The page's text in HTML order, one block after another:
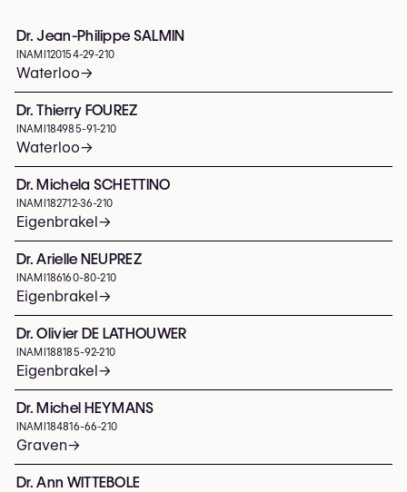
Dr. Jean-Philippe SALMIN
INAMI 120154-29-210
Waterloo→
Dr. Thierry FOUREZ
INAMI 184985-91-210
Waterloo→
Dr. Michela SCHETTINO
INAMI 182712-36-210
Eigenbrakel→
Dr. Arielle NEUPREZ
INAMI 186160-80-210
Eigenbrakel→
Dr. Olivier DE LATHOUWER
INAMI 188185-92-210
Eigenbrakel→
Dr. Michel HEYMANS
INAMI 184816-66-210
Graven→
Dr. Ann WITTEBOLE